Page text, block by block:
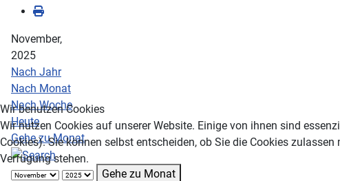
November,
2025
Nach Jahr
Nach Monat
Nach Woche
Heute
Gehe zu Monat
Gehe zu Monat
Wir benutzen Cookies
Wir nutzen Cookies auf unserer Website. Einige von ihnen sind
Cookies). Sie können selbst entscheiden, ob Sie die Cookies
Verfügung stehen.